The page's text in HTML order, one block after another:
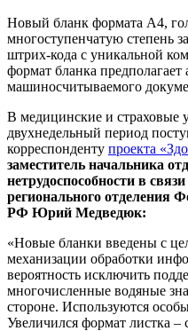
Новый бланк формата А4,
многоступенчатую степень
штрих-кода с уникальной
формат бланка
машиносчитываемого
В медицинские и страховые
двухнедельный период
корреспонденту проекта
заместитель начальника
нетрудоспособности в
регионального отделения
РФ Юрий Медведюк:
«Новые бланки введены с
механизации обработки
вероятность исключить
многочисленные водяные
стороне. Используются
Увеличился формат листка